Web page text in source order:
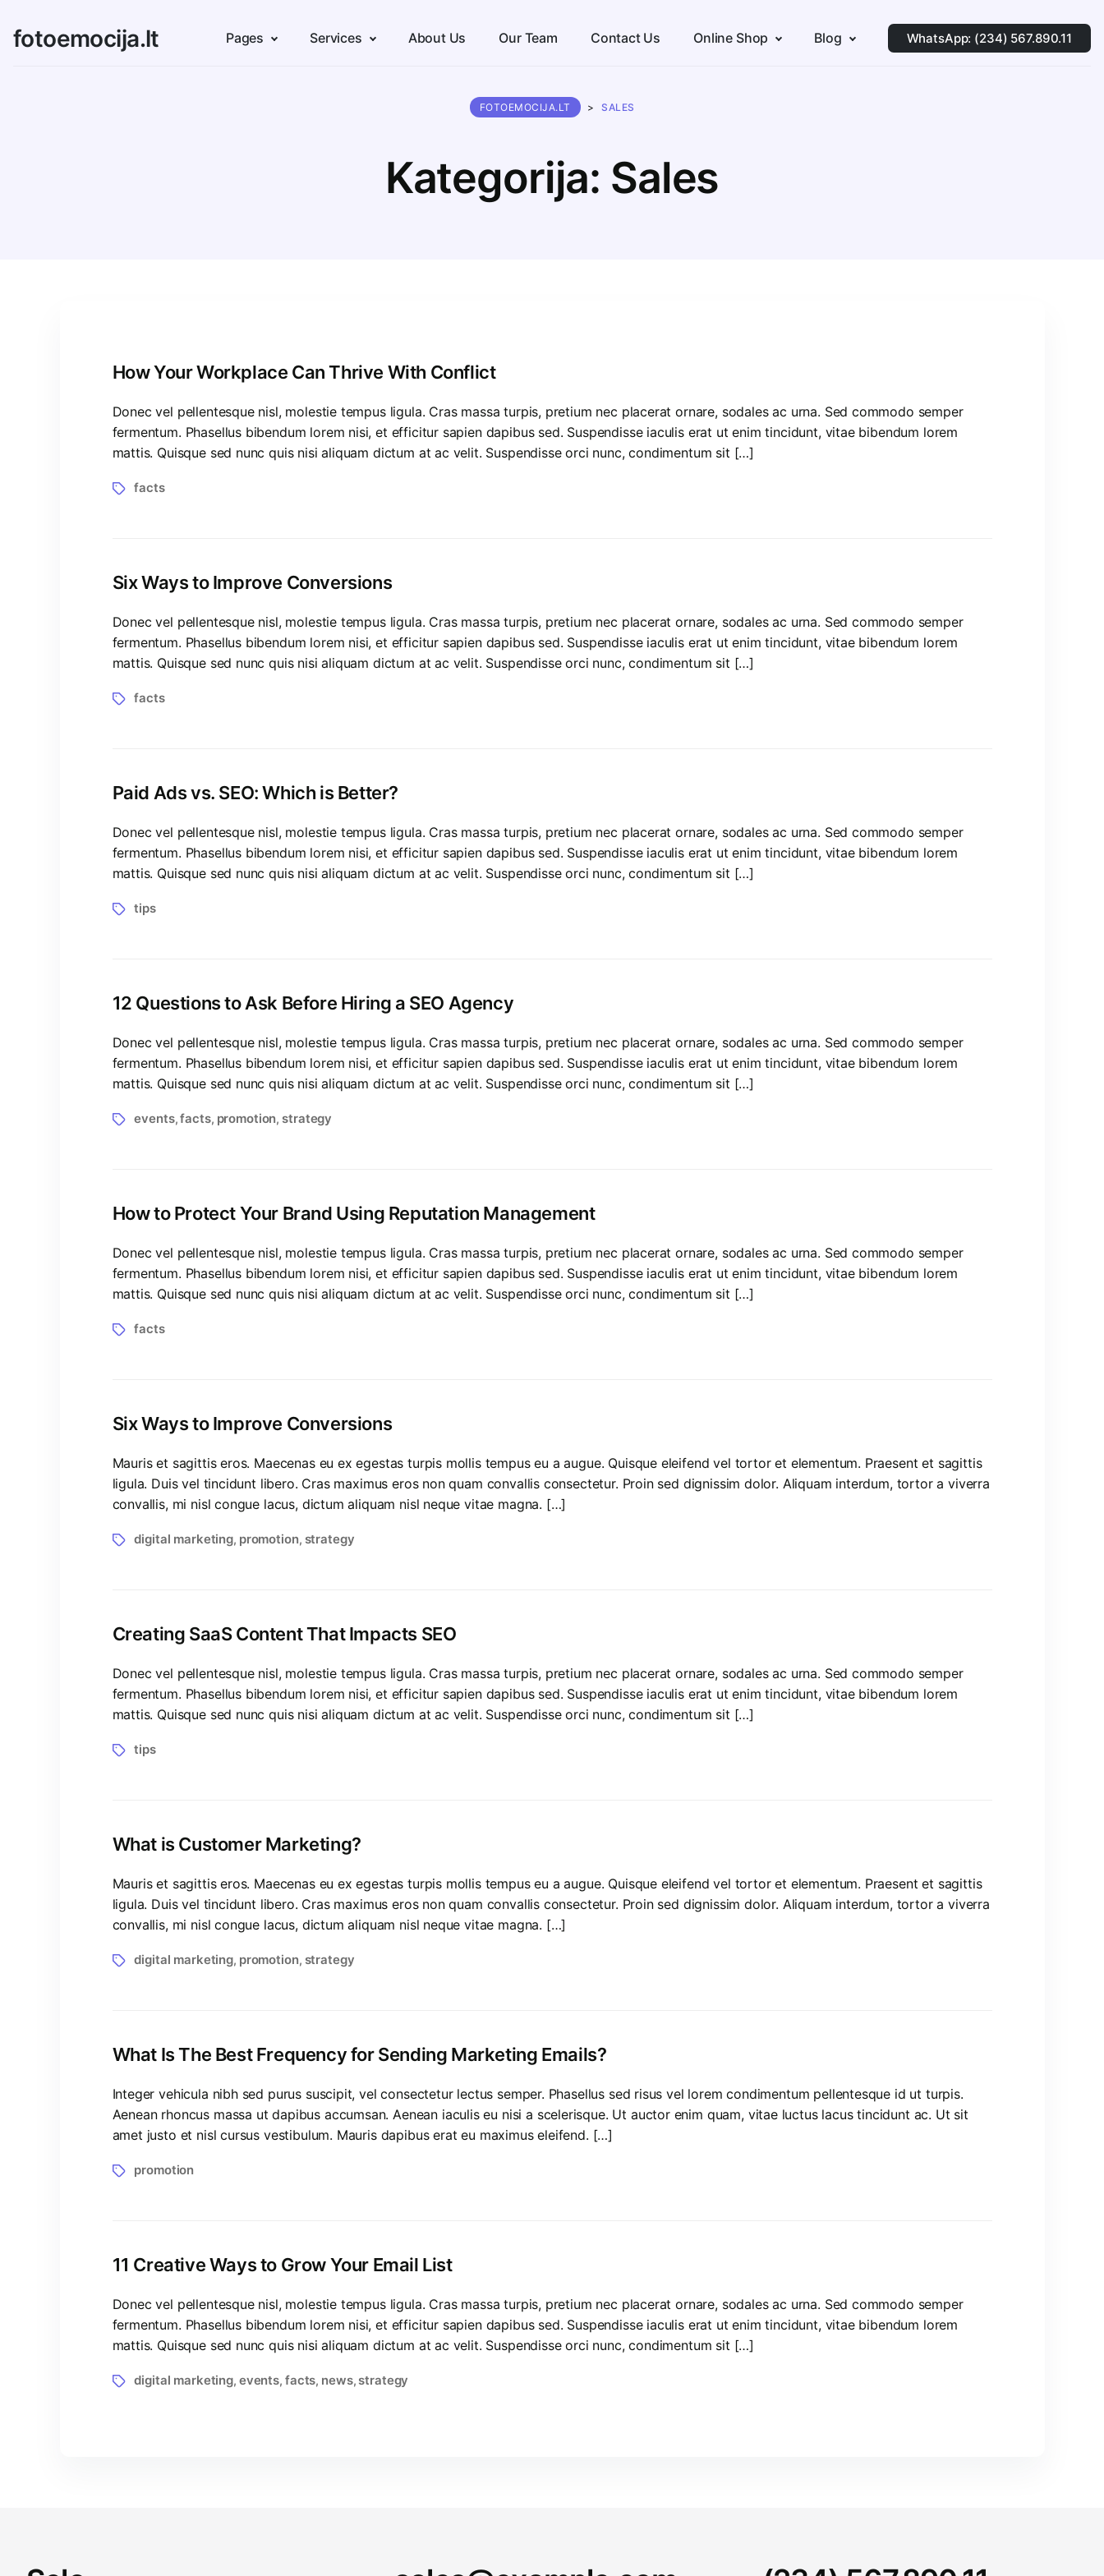
fotoemocija.lt Pages Services About Us Our Team Contact Us Online Shop Blog WhatsApp: (234) 567.890.11
Kategorija: Sales
FOTOEMOCIJA.LT > SALES
How Your Workplace Can Thrive With Conflict
Donec vel pellentesque nisl, molestie tempus ligula. Cras massa turpis, pretium nec placerat ornare, sodales ac urna. Sed commodo semper
fermentum. Phasellus bibendum lorem nisi, et efficitur sapien dapibus sed. Suspendisse iaculis erat ut enim tincidunt, vitae bibendum lorem
mattis. Quisque sed nunc quis nisi aliquam dictum at ac velit. Suspendisse orci nunc, condimentum sit […]
facts
Six Ways to Improve Conversions
Donec vel pellentesque nisl, molestie tempus ligula. Cras massa turpis, pretium nec placerat ornare, sodales ac urna. Sed commodo semper
fermentum. Phasellus bibendum lorem nisi, et efficitur sapien dapibus sed. Suspendisse iaculis erat ut enim tincidunt, vitae bibendum lorem
mattis. Quisque sed nunc quis nisi aliquam dictum at ac velit. Suspendisse orci nunc, condimentum sit […]
facts
Paid Ads vs. SEO: Which is Better?
Donec vel pellentesque nisl, molestie tempus ligula. Cras massa turpis, pretium nec placerat ornare, sodales ac urna. Sed commodo semper
fermentum. Phasellus bibendum lorem nisi, et efficitur sapien dapibus sed. Suspendisse iaculis erat ut enim tincidunt, vitae bibendum lorem
mattis. Quisque sed nunc quis nisi aliquam dictum at ac velit. Suspendisse orci nunc, condimentum sit […]
tips
12 Questions to Ask Before Hiring a SEO Agency
Donec vel pellentesque nisl, molestie tempus ligula. Cras massa turpis, pretium nec placerat ornare, sodales ac urna. Sed commodo semper
fermentum. Phasellus bibendum lorem nisi, et efficitur sapien dapibus sed. Suspendisse iaculis erat ut enim tincidunt, vitae bibendum lorem
mattis. Quisque sed nunc quis nisi aliquam dictum at ac velit. Suspendisse orci nunc, condimentum sit […]
events,facts, promotion, strategy
How to Protect Your Brand Using Reputation Management
Donec vel pellentesque nisl, molestie tempus ligula. Cras massa turpis, pretium nec placerat ornare, sodales ac urna. Sed commodo semper
fermentum. Phasellus bibendum lorem nisi, et efficitur sapien dapibus sed. Suspendisse iaculis erat ut enim tincidunt, vitae bibendum lorem
mattis. Quisque sed nunc quis nisi aliquam dictum at ac velit. Suspendisse orci nunc, condimentum sit […]
facts
Six Ways to Improve Conversions
Mauris et sagittis eros. Maecenas eu ex egestas turpis mollis tempus eu a augue. Quisque eleifend vel tortor et elementum. Praesent et sagittis
ligula. Duis vel tincidunt libero. Cras maximus eros non quam convallis consectetur. Proin sed dignissim dolor. Aliquam interdum, tortor a viverra
convallis, mi nisl congue lacus, dictum aliquam nisl neque vitae magna. […]
digital marketing, promotion, strategy
Creating SaaS Content That Impacts SEO
Donec vel pellentesque nisl, molestie tempus ligula. Cras massa turpis, pretium nec placerat ornare, sodales ac urna. Sed commodo semper
fermentum. Phasellus bibendum lorem nisi, et efficitur sapien dapibus sed. Suspendisse iaculis erat ut enim tincidunt, vitae bibendum lorem
mattis. Quisque sed nunc quis nisi aliquam dictum at ac velit. Suspendisse orci nunc, condimentum sit […]
tips
What is Customer Marketing?
Mauris et sagittis eros. Maecenas eu ex egestas turpis mollis tempus eu a augue. Quisque eleifend vel tortor et elementum. Praesent et sagittis
ligula. Duis vel tincidunt libero. Cras maximus eros non quam convallis consectetur. Proin sed dignissim dolor. Aliquam interdum, tortor a viverra
convallis, mi nisl congue lacus, dictum aliquam nisl neque vitae magna. […]
digital marketing, promotion, strategy
What Is The Best Frequency for Sending Marketing Emails?
Integer vehicula nibh sed purus suscipit, vel consectetur lectus semper. Phasellus sed risus vel lorem condimentum pellentesque id ut turpis.
Aenean rhoncus massa ut dapibus accumsan. Aenean iaculis eu nisi a scelerisque. Ut auctor enim quam, vitae luctus lacus tincidunt ac. Ut sit
amet justo et nisl cursus vestibulum. Mauris dapibus erat eu maximus eleifend. […]
promotion
11 Creative Ways to Grow Your Email List
Donec vel pellentesque nisl, molestie tempus ligula. Cras massa turpis, pretium nec placerat ornare, sodales ac urna. Sed commodo semper
fermentum. Phasellus bibendum lorem nisi, et efficitur sapien dapibus sed. Suspendisse iaculis erat ut enim tincidunt, vitae bibendum lorem
mattis. Quisque sed nunc quis nisi aliquam dictum at ac velit. Suspendisse orci nunc, condimentum sit […]
digital marketing, events, facts, news, strategy